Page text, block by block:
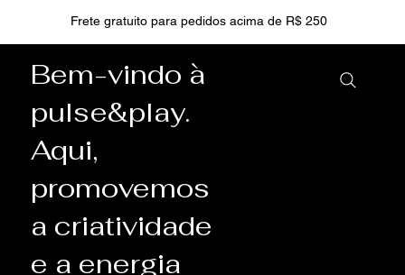
Frete gratuito para pedidos acima de R$ 250
Bem-vindo à
pulse&play.
Aqui,
promovemos
a criatividade
e a energia